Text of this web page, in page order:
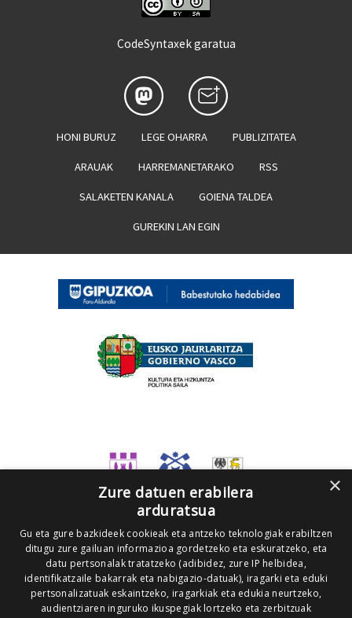
CodeSyntaxek garatua
HONI BURUZ LEGE OHARRA PUBLIZITATEA
ARAUAK HARREMANETARAKO RSS
SALAKETEN KANALA GOIENA TALDEA
GUREKIN LAN EGIN
×
Zure datuen erabilera
arduratsua
Gu eta gure bazkideek cookieak eta antzeko teknologiak erabiltzen
ditugu zure gailuan informazioa gordetzeko eta eskuratzeko, eta
datu pertsonalak tratatzeko (adibidez, zure IP helbidea,
identifikatzaile bakarrak eta nabigazio-datuak), iragarki eta eduki
pertsonalizatuak eskaintzeko, iragarkiak eta edukia neurtzeko,
audientziaren inguruko ikuspegiak lortzeko eta zerbitzuak